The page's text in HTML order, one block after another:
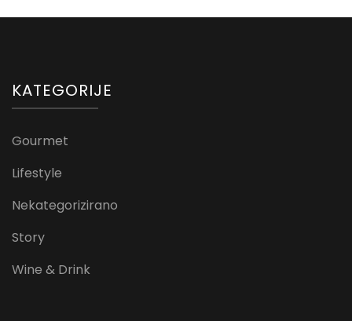
KATEGORIJE
Gourmet
Lifestyle
Nekategorizirano
Story
Wine & Drink